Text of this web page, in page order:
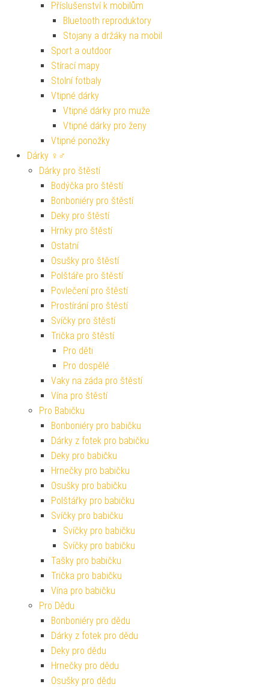
Příslušenství k mobilům
Bluetooth reproduktory
Stojany a držáky na mobil
Sport a outdoor
Stírací mapy
Stolní fotbaly
Vtipné dárky
Vtipné dárky pro muže
Vtipné dárky pro ženy
Vtipné ponožky
Dárky ♀♂
Dárky pro štěstí
Bodýčka pro štěstí
Bonboniéry pro štěstí
Deky pro štěstí
Hrnky pro štěstí
Ostatní
Osušky pro štěstí
Polštáře pro štěstí
Povlečení pro štěstí
Prostírání pro štěstí
Svíčky pro štěstí
Trička pro štěstí
Pro děti
Pro dospělé
Vaky na záda pro štěstí
Vína pro štěstí
Pro Babičku
Bonboniéry pro babičku
Dárky z fotek pro babičku
Deky pro babičku
Hrnečky pro babičku
Osušky pro babičku
Polštářky pro babičku
Svíčky pro babičku
Svíčky pro babičku
Svíčky pro babičku
Tašky pro babičku
Trička pro babičku
Vína pro babičku
Pro Dědu
Bonboniéry pro dědu
Dárky z fotek pro dědu
Deky pro dědu
Hrnečky pro dědu
Osušky pro dědu